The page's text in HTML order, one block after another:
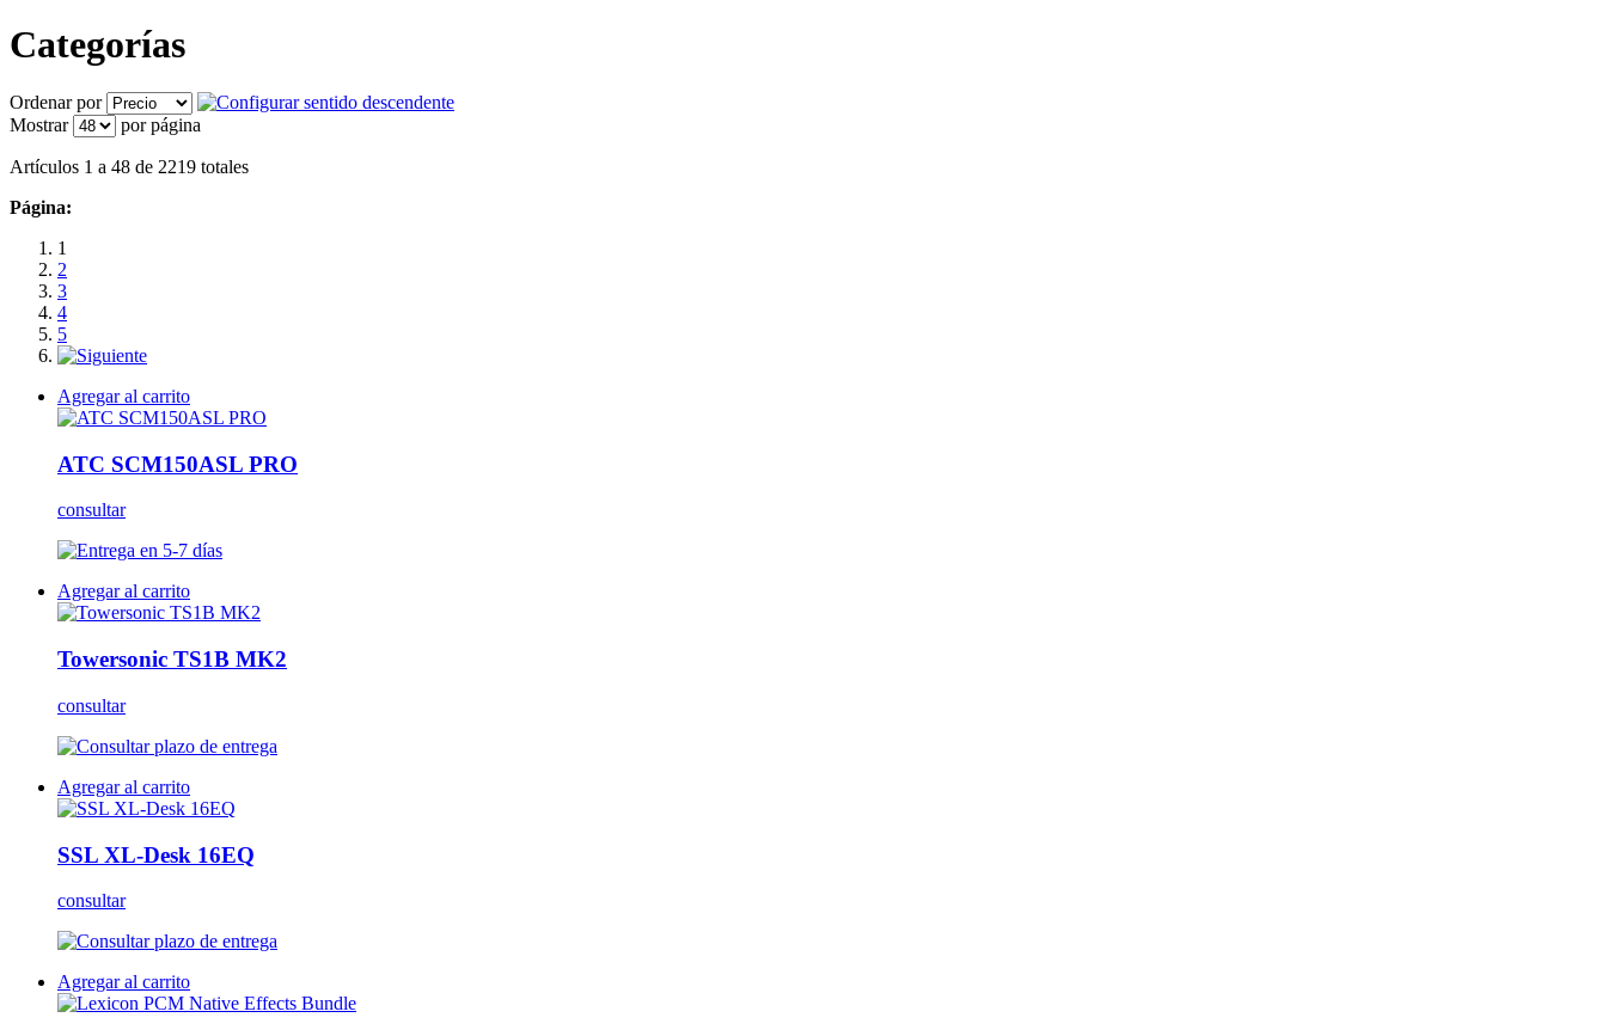
Categorías
Ordenar por
Mostrar
por página
Artículos 1 a 48 de 2219 totales
Página:
1
2
3
4
5
Agregar al carrito
ATC SCM150ASL PRO
consultar
Agregar al carrito
Towersonic TS1B MK2
consultar
Agregar al carrito
SSL XL-Desk 16EQ
consultar
Agregar al carrito